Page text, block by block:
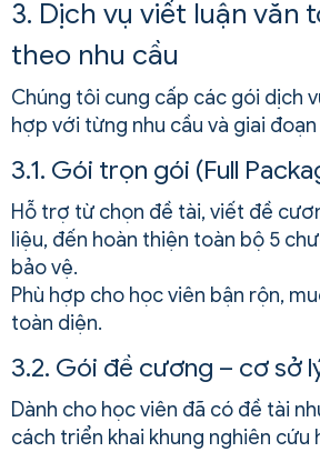
3. Dịch vụ viết luận văn
theo nhu cầu
Chúng tôi cung cấp các gói dịch
hợp với từng nhu cầu và giai
3.1. Gói trọn gói (Full
Hỗ trợ từ chọn đề tài, viết đề
liệu, đến hoàn thiện toàn bộ 5
bảo vệ.
Phù hợp cho học viên bận rộn,
toàn diện.
3.2. Gói đề cương – cơ sở
Dành cho học viên đã có đề tài
cách triển khai khung nghiên